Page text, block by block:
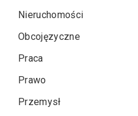
Nieruchomości
Obcojęzyczne
Praca
Prawo
Przemysł